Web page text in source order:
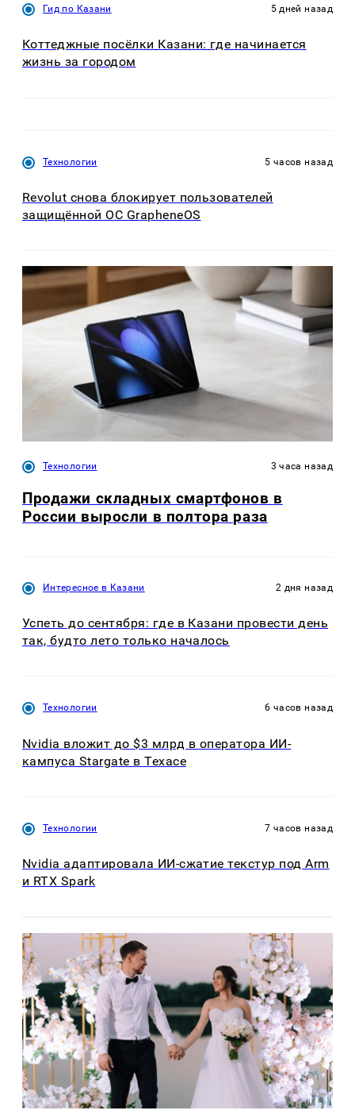
Гид по Казани 5 дней назад
Коттеджные посёлки Казани: где начинается
жизнь за городом
Технологии 5 часов назад
Revolut снова блокирует пользователей
защищённой ОС GrapheneOS
Технологии 3 часа назад
Продажи складных смартфонов в
России выросли в полтора раза
Интересное в Казани 2 дня назад
Успеть до сентября: где в Казани провести день
так, будто лето только началось
Технологии 6 часов назад
Nvidia вложит до $3 млрд в оператора ИИ-
кампуса Stargate в Техасе
Технологии 7 часов назад
Nvidia адаптировала ИИ-сжатие текстур под Arm
и RTX Spark